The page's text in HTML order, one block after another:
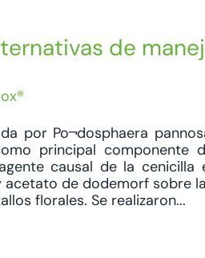
de
por Po¬dosphaera
principal componente
causal de la
acetato de dodemorf sobre
florales. Se realizaron...